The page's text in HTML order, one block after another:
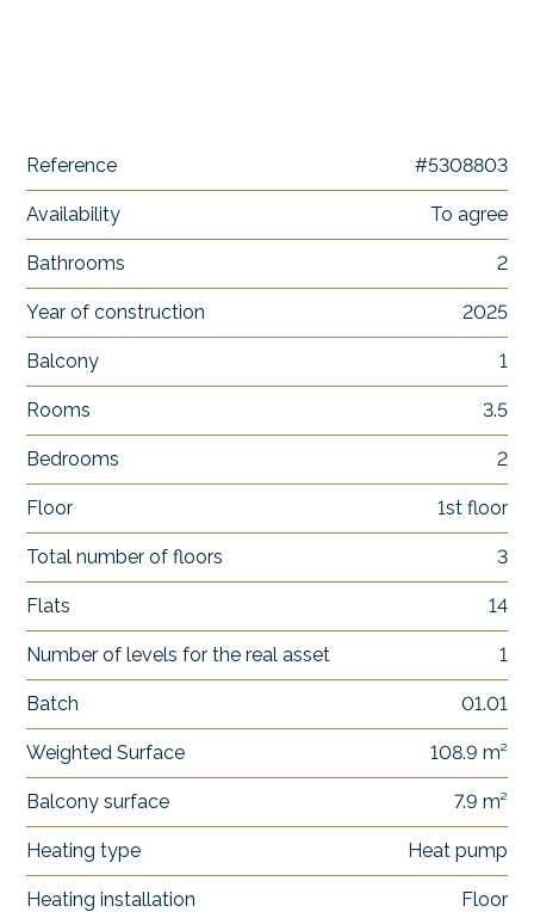
Reference #5308803
Availability To agree
Bathrooms 2
Year of construction 2025
Balcony 1
Rooms 3.5
Bedrooms 2
Floor 1st floor
Total number of floors 3
Flats 14
Number of levels for the real asset 1
Batch 01.01
Weighted Surface 108.9 m²
Balcony surface 7.9 m²
Heating type Heat pump
Heating installation Floor